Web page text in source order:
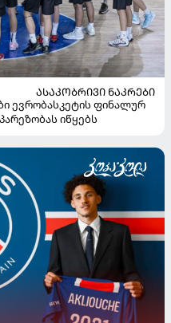
ᲐᲡᲐᲙᲝᲑᲠᲘᲕᲘ ᲜᲐᲙᲠᲔᲑᲘ
ევრობასკეტის ფინალურ
იწყებს